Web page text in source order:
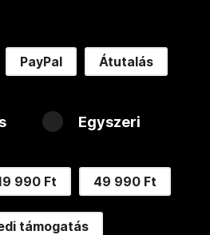
PayPal Átutalás
Egyszeri
990 Ft 49 990 Ft
támogatás